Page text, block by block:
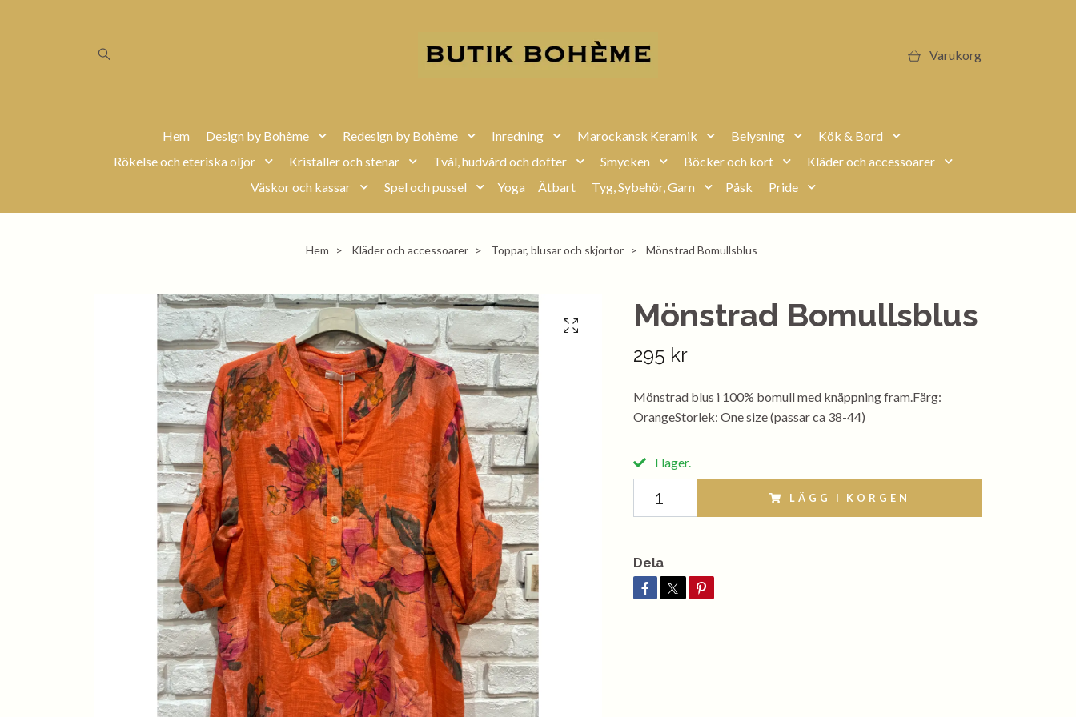
Varukorg
Hem Design by Bohème Redesign by Bohème Inredning Marockansk Keramik Belysning
Kök & Bord
Rökelse och eteriska oljor
Kristaller och stenar Tvål, hudvård och dofter Smycken Böcker och kort
Kläder och accessoarer
Väskor och kassar
Spel och pussel Yoga Ätbart Tyg, Sybehör, Garn Påsk Pride
Hem Kläder och accessoarer Toppar, blusar och skjortor Mönstrad Bomullsblus
Mönstrad Bomullsblus
295 kr
Mönstrad blus i 100% bomull med knäppning fram.Färg:
OrangeStorlek: One size (passar ca 38-44)
I lager.
LÄGG I KORGEN
Dela